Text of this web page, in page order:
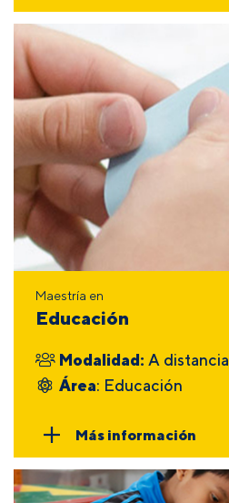
Maestría en
Educación
Modalidad: A distancia
Área: Educación
Más información